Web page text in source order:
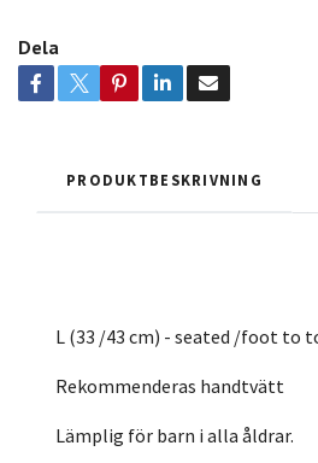
Dela
PRODUKTBESKRIVNING
L (33 /43 cm) - seated /foot to
Rekommenderas handtvätt
Lämplig för barn i alla åldrar.